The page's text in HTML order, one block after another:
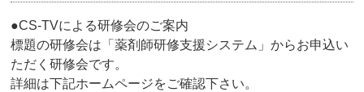
●CS-TVによる研修会のご案内
標題の研修会は「薬剤師研修支援システム」からお申込い
ただく研修会です。
詳細は下記ホームページをご確認下さい。